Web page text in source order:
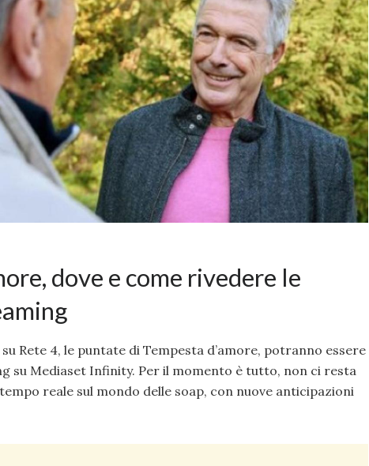
dove e come rivedere le
Rete 4, le puntate di Tempesta d’amore, potranno essere
su Mediaset Infinity. Per il momento è tutto, non ci resta
reale sul mondo delle soap, con nuove anticipazioni